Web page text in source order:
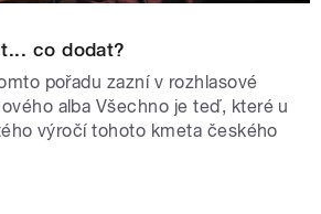
co dodat?
pořadu zazní v rozhlasové
alba Všechno je teď, které u
výročí tohoto kmeta českého